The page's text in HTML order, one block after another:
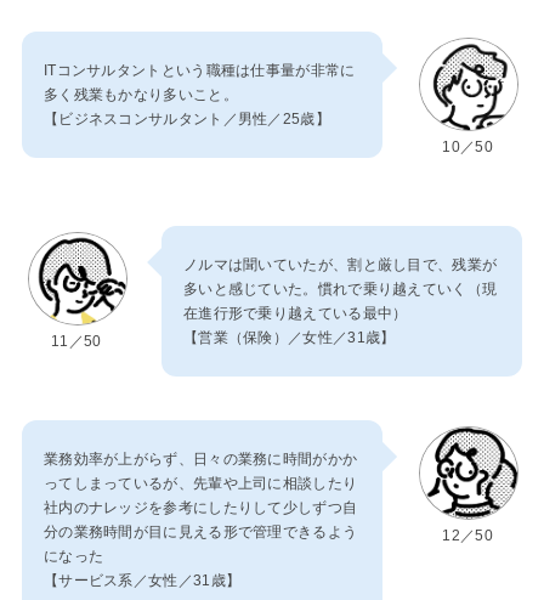
ITコンサルタントという職種は仕事量が非常に
多く残業もかなり多いこと。
【ビジネスコンサルタント／男性／25歳】
10／50
11／50
ノルマは聞いていたが、割と厳し目で、残業が
多いと感じていた。慣れで乗り越えていく（現
在進行形で乗り越えている最中）
【営業（保険）／女性／31歳】
業務効率が上がらず、日々の業務に時間がかか
ってしまっているが、先輩や上司に相談したり
社内のナレッジを参考にしたりして少しずつ自
分の業務時間が目に見える形で管理できるよう
になった
【サービス系／女性／31歳】
12／50